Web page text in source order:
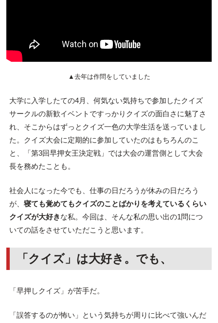
▲去年は作問をしていました
大学に入学したての4月、何気ない気持ちで参加したクイズ
サークルの新歓イベントですっかりクイズの面白さに魅了さ
れ、そこからはずっとクイズ一色の大学生活を送っていまし
た。クイズ大会に定期的に参加していたのはもちろんのこ
と、「第3回早押女王決定戦」では大会の運営側として大会
長を務めたことも。
社会人になった今でも、仕事の日だろうが休みの日だろう
が、 寝ても覚めてもクイズのことばかりを考えているくらい
クイズが大好きな私。今回は、そんな私の思い出の1問につ
いての話をさせていただこうと思います。
「クイズ」は大好き。でも、
「早押しクイズ」が苦手だ。
「誤答するのが怖い」という気持ちが周りに比べて強いんだ